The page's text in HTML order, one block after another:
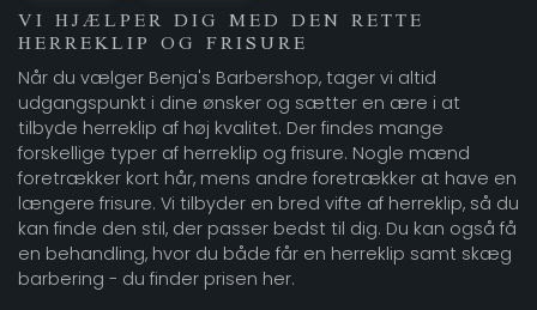
VI HJÆLPER DIG MED DEN RETTE
HERREKLIP OG FRISURE
Når du vælger Benja's Barbershop, tager vi altid
udgangspunkt i dine ønsker og sætter en ære i at
tilbyde herreklip af høj kvalitet. Der findes mange
forskellige typer af herreklip og frisure. Nogle mænd
foretrækker kort hår, mens andre foretrækker at have en
længere frisure. Vi tilbyder en bred vifte af herreklip, så du
kan finde den stil, der passer bedst til dig. Du kan også få
en behandling, hvor du både får en herreklip samt skæg
barbering - du finder prisen her.